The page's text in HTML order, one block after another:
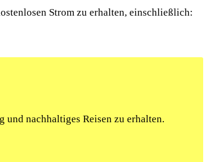
Strom zu erhalten, einschließlich:
nachhaltiges Reisen zu erhalten.